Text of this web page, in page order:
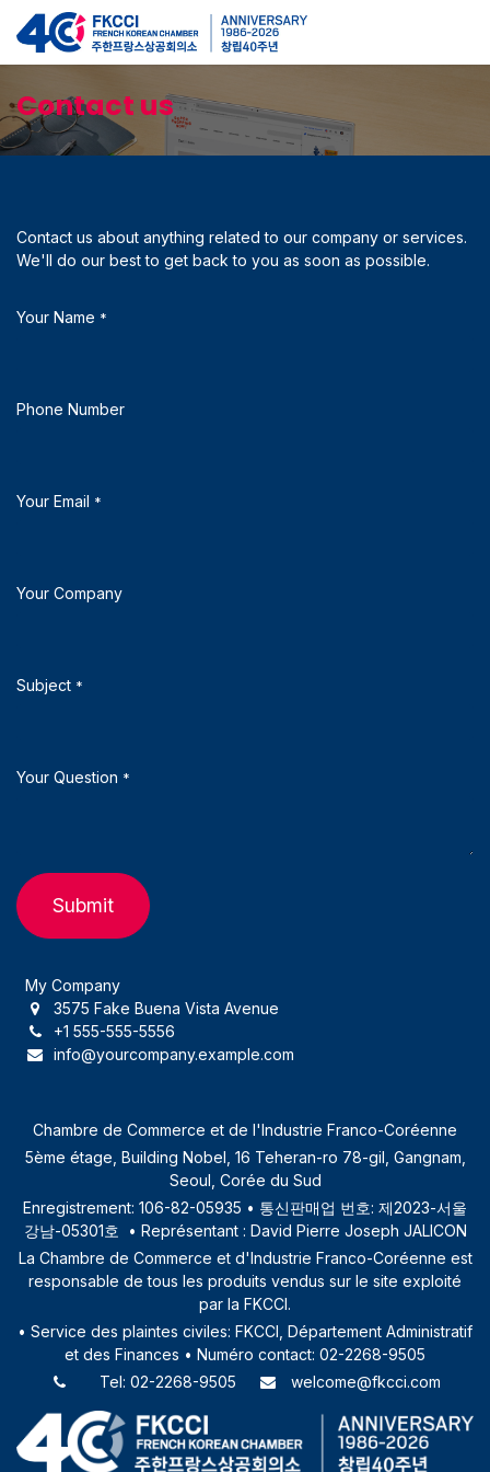
Se rendre au contenu
Contact us
Contact us about anything related to our company or services.
We'll do our best to get back to you as soon as possible.
Your Name *
Phone Number
Your Email *
Your Company
Subject *
Your Question *
Submit
My Company
3575 Fake Buena Vista Avenue
+1 555-555-5556
info@yourcompany.example.com
Chambre de Commerce et de l'Industrie Franco-Coréenne
5ème étage, Building Nobel, 16 Teheran-ro 78-gil, Gangnam,
Seoul, Corée du Sud
Enregistrement: 106-82-05935 • 통신판매업 번호: 제2023-서울
강남-05301호 • Représentant : David Pierre Joseph JALICON
La Chambre de Commerce et d'Industrie Franco-Coréenne est
responsable de tous les produits vendus sur le site exploité
par la FKCCI.
• Service des plaintes civiles: FKCCI, Département Administratif
et des Finances • Numéro contact: 02-2268-9505
Tel: 02-2268-9505
welcome@fkcci.com